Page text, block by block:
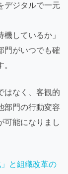
デジタルで一元
しているか」
門がいつでも確
はなく、客観的
部門の行動変容
可能になりまし
と組織改革の